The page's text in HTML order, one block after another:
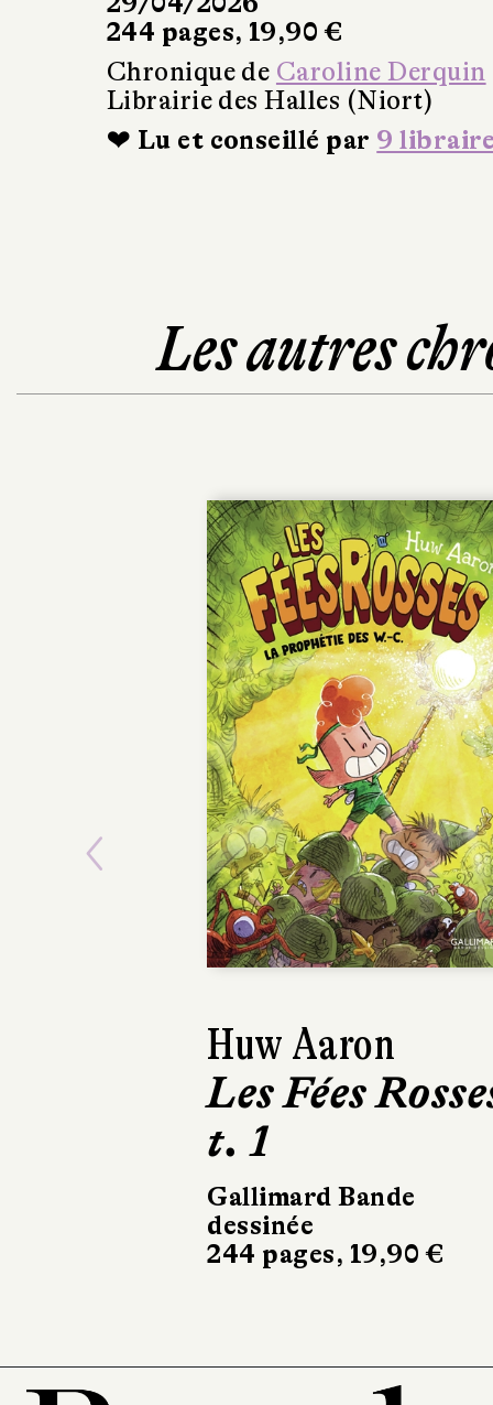
244 pages, 19,90 €
Chronique de Caroline Derquin
Librairie des Halles (Niort)
❤ Lu et conseillé par 9
Les autres
Séverine Vidal
Colette
Delcourt
Previous